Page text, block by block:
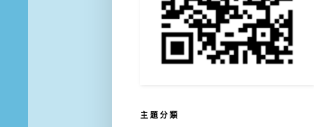
主 題 分 類